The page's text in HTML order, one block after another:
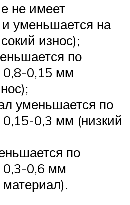
не имеет
уменьшается на
износ);
по
0,8-0,15 мм
уменьшается по
0,3 мм (низкий
по
0,3-0,6 мм